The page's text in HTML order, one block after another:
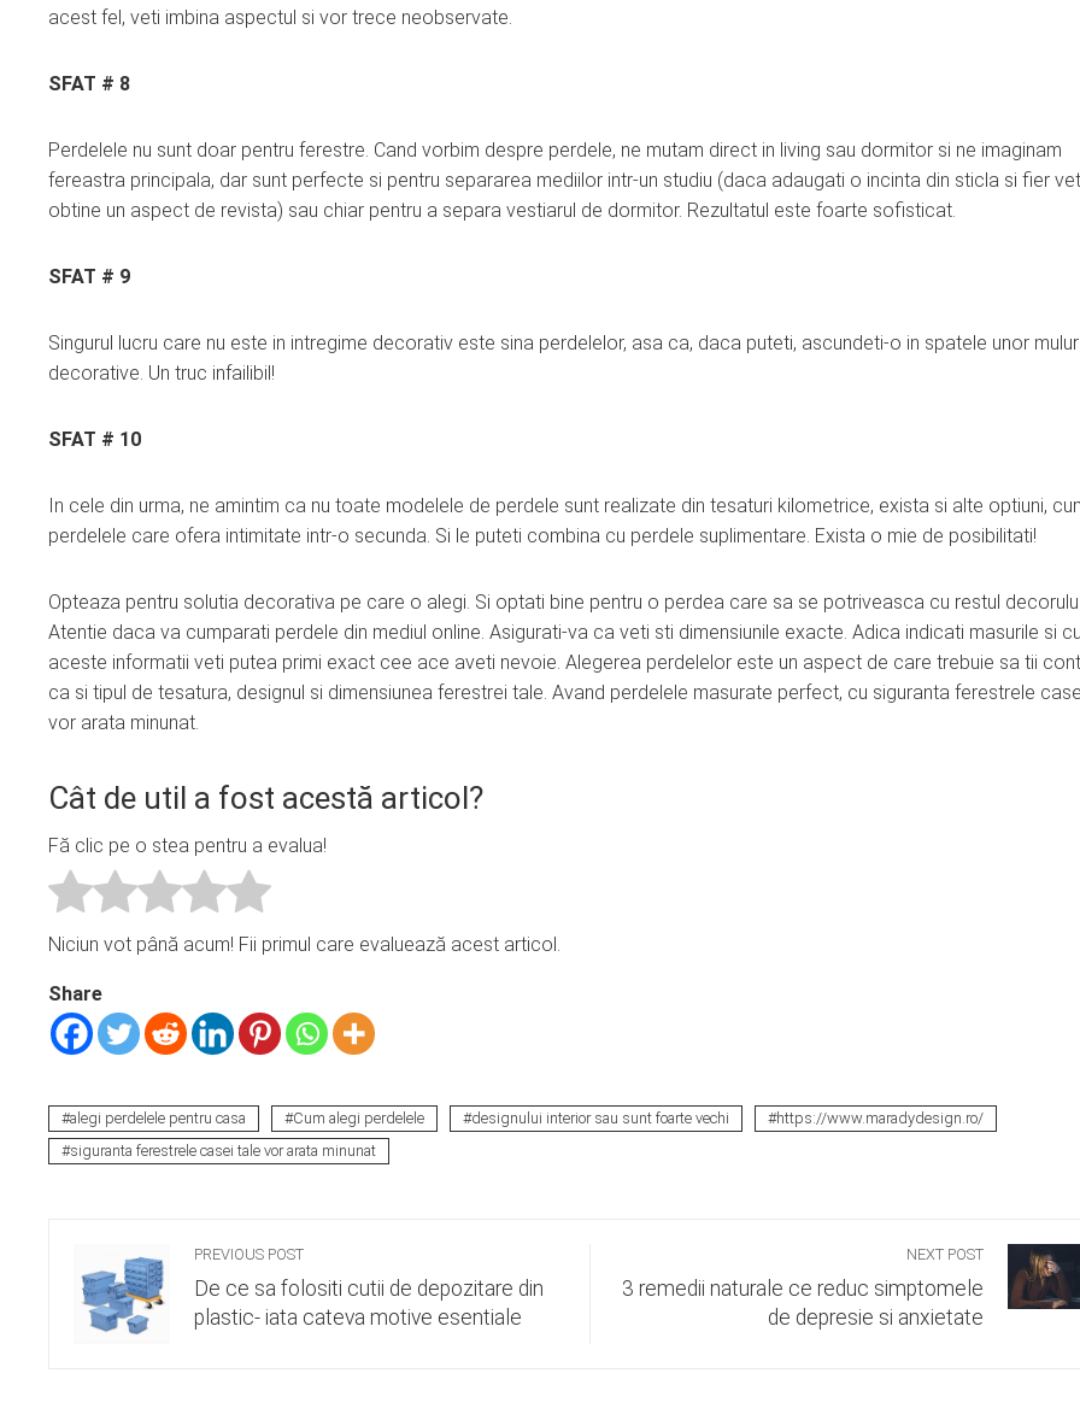
acest fel, veti imbina aspectul si vor trece neobservate.
SFAT # 8
Perdelele nu sunt doar pentru ferestre. Cand vorbim despre perdele, ne mutam direct in living sau dormitor si ne imaginam
fereastra principala, dar sunt perfecte si pentru separarea mediilor intr-un studiu (daca adaugati o incinta din sticla si fier
obtine un aspect de revista) sau chiar pentru a separa vestiarul de dormitor. Rezultatul este foarte sofisticat.
SFAT # 9
Singurul lucru care nu este in intregime decorativ este sina perdelelor, asa ca, daca puteti, ascundeti-o in spatele unor muluri
decorative. Un truc infailibil!
SFAT # 10
In cele din urma, ne amintim ca nu toate modelele de perdele sunt realizate din tesaturi kilometrice, exista si alte optiuni,
perdelele care ofera intimitate intr-o secunda. Si le puteti combina cu perdele suplimentare. Exista o mie de posibilitati!
Opteaza pentru solutia decorativa pe care o alegi. Si optati bine pentru o perdea care sa se potriveasca cu restul
Atentie daca va cumparati perdele din mediul online. Asigurati-va ca veti sti dimensiunile exacte. Adica indicati masurile si cu
aceste informatii veti putea primi exact cee ace aveti nevoie. Alegerea perdelelor este un aspect de care trebuie sa tii
ca si tipul de tesatura, designul si dimensiunea ferestrei tale. Avand perdelele masurate perfect, cu siguranta ferestrele
vor arata minunat.
Cât de util a fost acestă articol?
Fă clic pe o stea pentru a evalua!
Niciun vot până acum! Fii primul care evaluează acest articol.
Share
alegi perdelele pentru casa Cum alegi perdelele designului interior sau sunt foarte vechi
https://www.maradydesign.ro/
siguranta ferestrele casei tale vor arata minunat
PREVIOUS POST
De ce sa folositi cutii de depozitare din
plastic- iata cateva motive esentiale
NEXT POST
3 remedii naturale ce reduc simptomele
de depresie si anxietate